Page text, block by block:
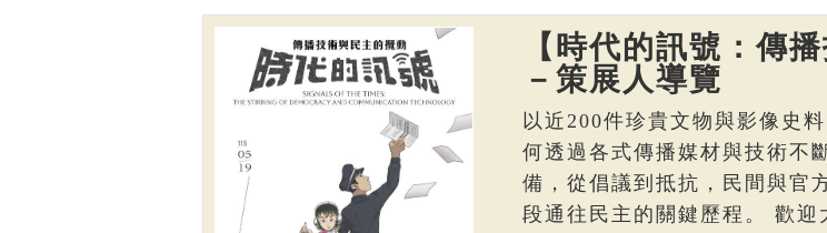
【時代的訊號：傳
－策展人導覽
以近200件珍貴文物與影像史
何透過各式傳播媒材與技術不
備，從倡議到抵抗，民間與官
段通往民主的關鍵歷程。 歡